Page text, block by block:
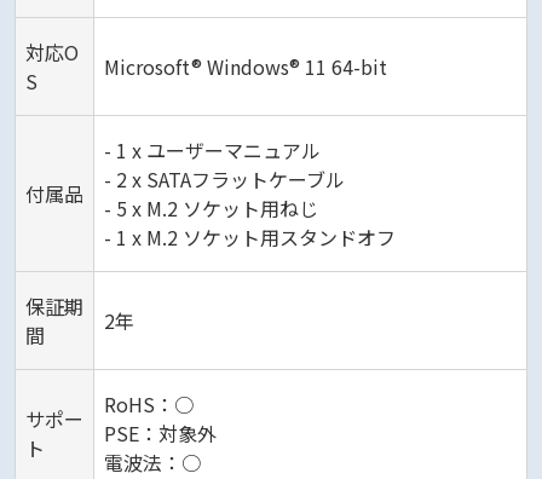
対応O
S
Microsoft® Windows® 11 64-bit
付属品
- 1 x ユーザーマニュアル
- 2 x SATAフラットケーブル
- 5 x M.2 ソケット用ねじ
- 1 x M.2 ソケット用スタンドオフ
保証期
間
2年
サポー
ト
RoHS：○
PSE：対象外
電波法：○